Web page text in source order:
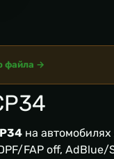
файла →
на автомобилях
FAP off, AdBlue/